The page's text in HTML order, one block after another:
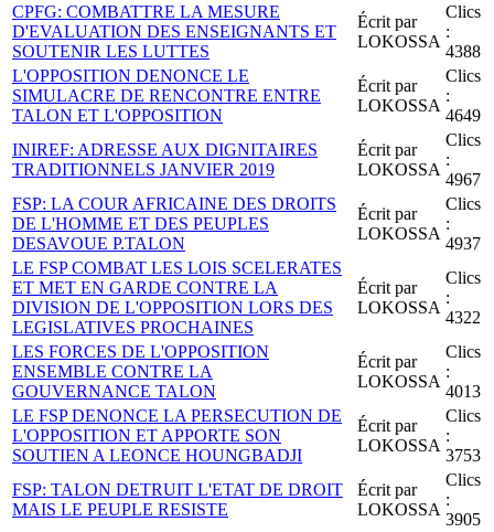
CPFG: COMBATTRE LA MESURE
D'EVALUATION DES ENSEIGNANTS ET
SOUTENIR LES LUTTES
Écrit par
LOKOSSA
Clics
:
4388
L'OPPOSITION DENONCE LE
SIMULACRE DE RENCONTRE ENTRE
TALON ET L'OPPOSITION
Écrit par
LOKOSSA
Clics
:
4649
INIREF: ADRESSE AUX DIGNITAIRES
TRADITIONNELS JANVIER 2019
Écrit par
LOKOSSA
Clics
:
4967
FSP: LA COUR AFRICAINE DES DROITS
DE L'HOMME ET DES PEUPLES
DESAVOUE P.TALON
Écrit par
LOKOSSA
Clics
:
4937
LE FSP COMBAT LES LOIS SCELERATES
ET MET EN GARDE CONTRE LA
DIVISION DE L'OPPOSITION LORS DES
LEGISLATIVES PROCHAINES
Écrit par
LOKOSSA
Clics
:
4322
LES FORCES DE L'OPPOSITION
ENSEMBLE CONTRE LA
GOUVERNANCE TALON
Écrit par
LOKOSSA
Clics
:
4013
LE FSP DENONCE LA PERSECUTION DE
L'OPPOSITION ET APPORTE SON
SOUTIEN A LEONCE HOUNGBADJI
Écrit par
LOKOSSA
Clics
:
3753
FSP: TALON DETRUIT L'ETAT DE DROIT
MAIS LE PEUPLE RESISTE
Écrit par
LOKOSSA
Clics
:
3905